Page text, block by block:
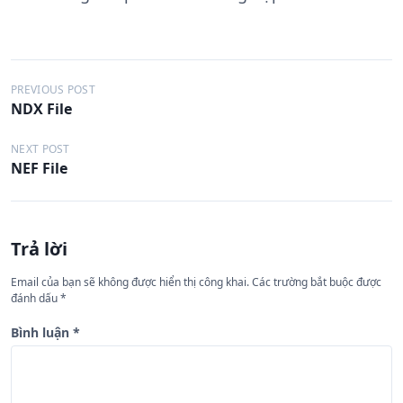
Đ
i
ề
u
h
ớ
n
g
b
PREVIOUS POST
NDX File
NEXT POST
NEF File
Trả lời
Email của bạn sẽ không được hiển thị công khai.Các trường bắt buộc được
đánh dấu*
Bình luận *